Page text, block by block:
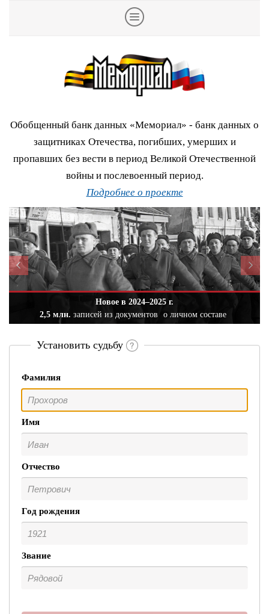
Обобщенный банк данных «Мемориал» - банк данных о
защитниках Отечества, погибших, умерших и
пропавших без вести в период Великой Отечественной
войны и послевоенный период.
Подробнее о проекте
Новое в 2024–2025 г.
2,5 млн. записей из документов о личном составе
Установить судьбу
Фамилия
Имя
Отчество
Год рождения
Звание